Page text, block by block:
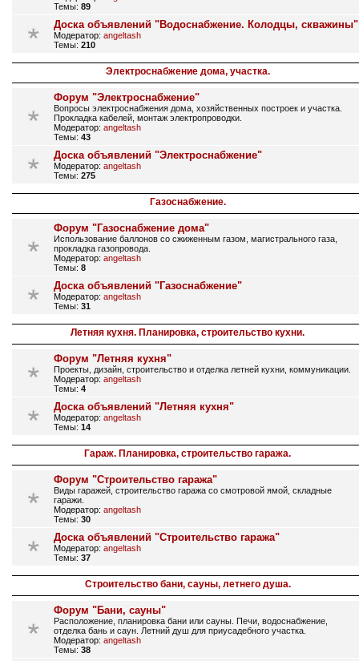
Темы: 89
Доска объявлений "Водоснабжение. Колодцы, скважины"
Модератор: angeltash
Темы: 210
Электроснабжение дома, участка.
Форум "Электроснабжение"
Вопросы электроснабжения дома, хозяйственных построек и участка.
Прокладка кабелей, монтаж электропроводки.
Модератор: angeltash
Темы: 43
Доска объявлений "Электроснабжение"
Модератор: angeltash
Темы: 275
Газоснабжение.
Форум "Газоснабжение дома"
Использование баллонов со сжиженным газом, магистрального газа,
прокладка газопровода.
Модератор: angeltash
Темы: 8
Доска объявлений "Газоснабжение"
Модератор: angeltash
Темы: 31
Летняя кухня. Планировка, строительство кухни.
Форум "Летняя кухня"
Проекты, дизайн, строительство и отделка летней кухни, коммуникации.
Модератор: angeltash
Темы: 4
Доска объявлений "Летняя кухня"
Модератор: angeltash
Темы: 14
Гараж. Планировка, строительство гаража.
Форум "Строительство гаража"
Виды гаражей, строительство гаража со смотровой ямой, складные
гаражи.
Модератор: angeltash
Темы: 30
Доска объявлений "Строительство гаража"
Модератор: angeltash
Темы: 37
Строительство бани, сауны, летнего душа.
Форум "Бани, сауны"
Расположение, планировка бани или сауны. Печи, водоснабжение,
отделка бань и саун. Летний душ для приусадебного участка.
Модератор: angeltash
Темы: 38